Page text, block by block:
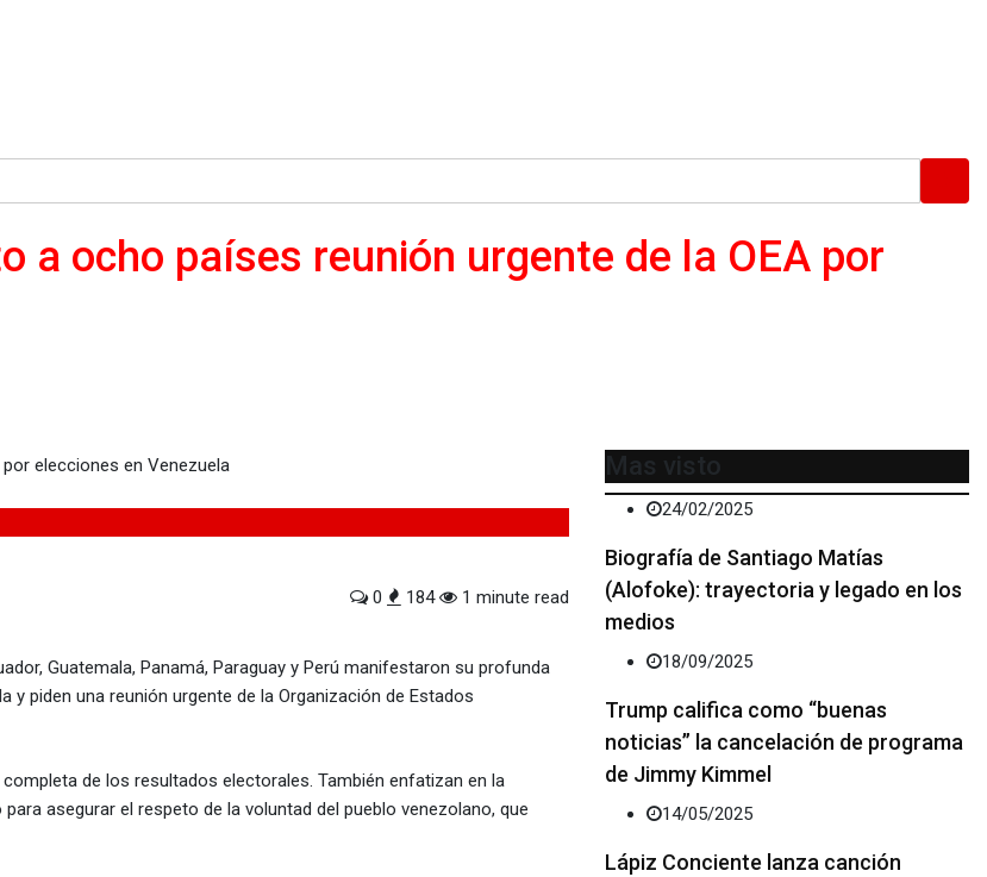
a ocho países reunión urgente de la OEA por
0 184
1 minute read
Guatemala, Panamá, Paraguay y Perú manifestaron su profunda
piden una reunión urgente de la Organización de Estados
de los resultados electorales. También enfatizan en la
asegurar el respeto de la voluntad del pueblo venezolano, que
Mas visto
24/02/2025
Biografía de Santiago Matías
(Alofoke): trayectoria y legado en los
medios
18/09/2025
Trump califica como “buenas
noticias” la cancelación de programa
de Jimmy Kimmel
14/05/2025
Lápiz Conciente lanza canción